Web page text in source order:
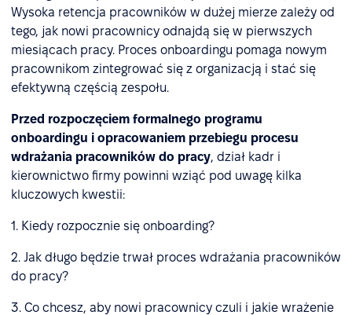
Wysoka retencja pracowników w dużej mierze zależy od
tego, jak nowi pracownicy odnajdą się w pierwszych
miesiącach pracy. Proces onboardingu pomaga nowym
pracownikom zintegrować się z organizacją i stać się
efektywną częścią zespołu.
Przed rozpoczęciem formalnego programu
onboardingu i opracowaniem przebiegu procesu
wdrażania pracowników do pracy, dział kadr i
kierownictwo firmy powinni wziąć pod uwagę kilka
kluczowych kwestii:
1. Kiedy rozpocznie się onboarding?
2. Jak długo będzie trwał proces wdrażania pracowników
do pracy?
3. Co chcesz, aby nowi pracownicy czuli i jakie wrażenie